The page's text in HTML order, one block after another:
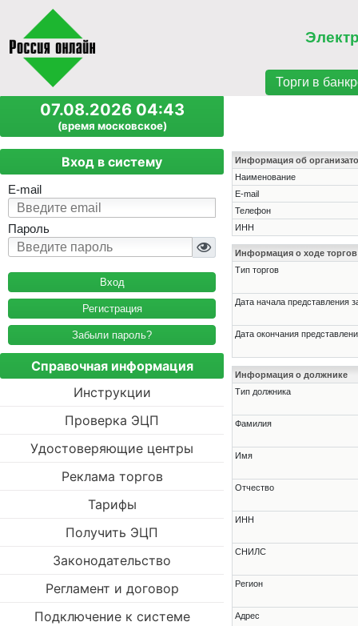
Торги в
07.08.2026 04:43
(время московское)
Вход в систему
E-mail
Пароль
Регистрация
Забыли пароль?
Справочная информация
Инструкции
Проверка ЭЦП
Удостоверяющие центры
Реклама торгов
Тарифы
Получить ЭЦП
Законодательство
Регламент и договор
Подключение к системе
Информация об
Наименование
E-mail
Телефон
ИНН
Информация о ходе торгов
Тип торгов
Дата начала представления
Дата окончания
Информация о должнике
Тип должника
Фамилия
Имя
Отчество
ИНН
СНИЛС
Регион
Адрес